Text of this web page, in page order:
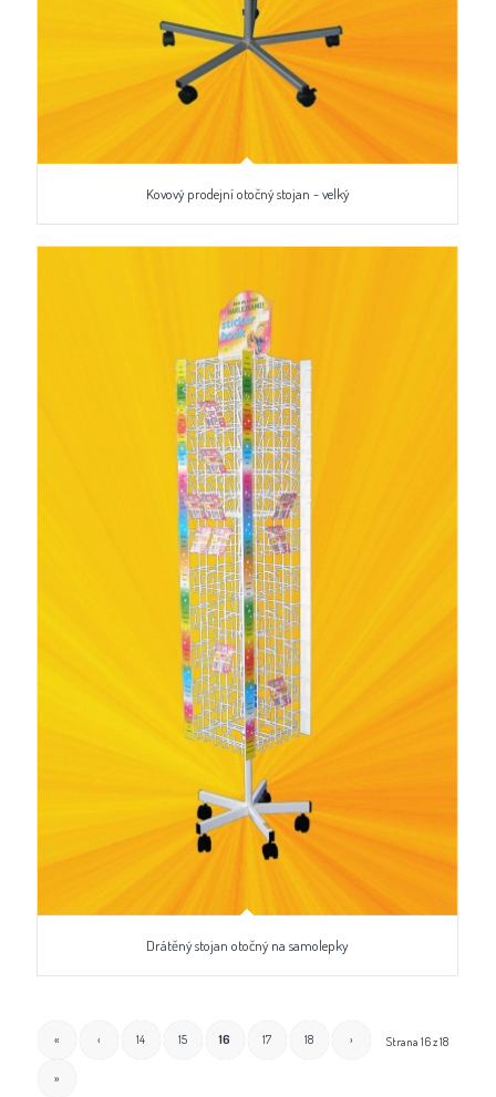
Kovový prodejní otočný stojan - velký
Drátěný stojan otočný na samolepky
Strana 16 z 18
« ‹ 14 15 16 17 18 ›
»